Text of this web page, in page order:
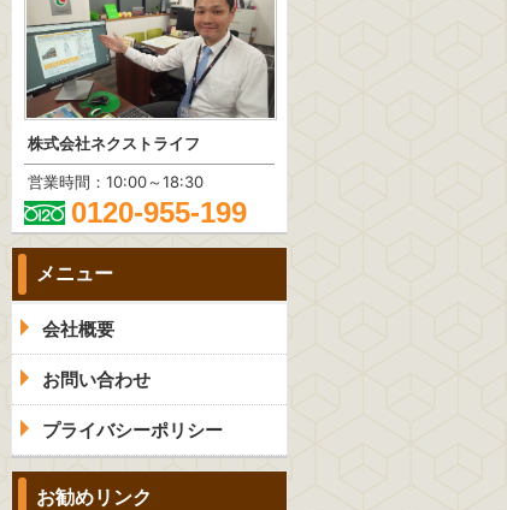
株式会社ネクストライフ
営業時間：10:00～18:30
0120-955-199
メニュー
会社概要
お問い合わせ
プライバシーポリシー
お勧めリンク